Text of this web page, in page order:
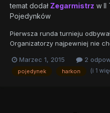
temat dodał Zegarmistrz w II
Pojedynków
Pierwsza runda turnieju
Organizatorzy najpewniej nie
mur otaczał długi na
licznych walk ziemią. Arena nie
Marzec 1, 2015 2
pojedynek harkon (i 1